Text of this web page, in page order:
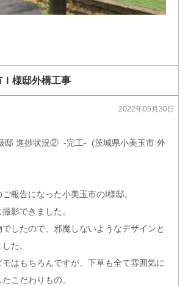
様邸外構工事
2022年05月30日
進捗状況② -完工- (茨城県小美玉市 外
報告になった小美玉市のI様邸。
影できました。
したので、邪魔しないようなデザインと
た。
モはもちろんですが、下草も全て雰囲気に
こだわりもの。